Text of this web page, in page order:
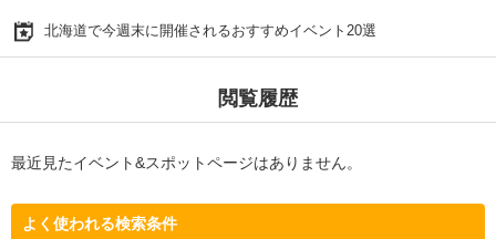
北海道で今週末に開催されるおすすめイベント20選
閲覧履歴
最近見たイベント&スポットページはありません。
よく使われる検索条件